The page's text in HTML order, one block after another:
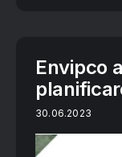
Envipco
30.06.2023